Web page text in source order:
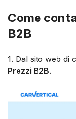
Come
B2B
1. Dal sito web di
Prezzi B2B.